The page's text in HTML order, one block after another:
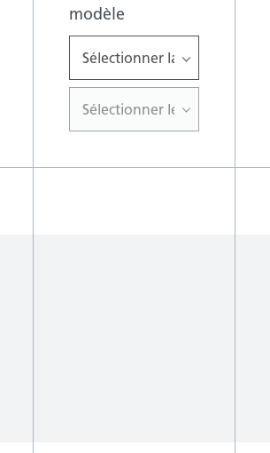
modèle
Sélectionner la marque
Sélectionner le modèle